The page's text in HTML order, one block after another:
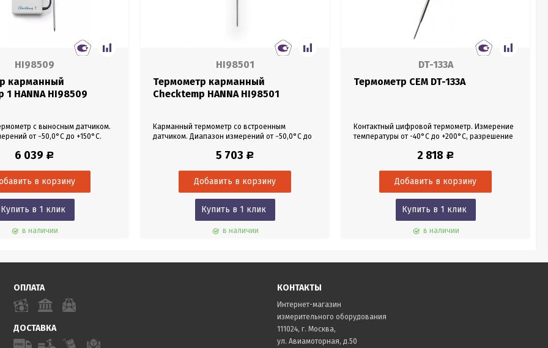
HI98509
карманный
1 HANNA HI98509
с выносным датчиком.
от −50,0°С до +150°С.
на кабеле 1 м.
6 039 Р
Купить в 1 клик
в наличии
HI98501
Термометр карманный
Checktemp HANNA HI98501
Карманный термометр со встроенным
датчиком. Диапазон измерений от −50,0°С до
мм (диаметр 3,6 мм).5 703 Р
Купить в 1 клик
в наличии
DT-133A
Термометр CEM DT-133A
Контактный цифровой термометр. Измерение
температуры от -40°C до +200°C, разрешение
2 818 Р
Купить в 1 клик
в наличии
ОПЛАТА
ДОСТАВКА
КОНТАКТЫ
Интернет-магазин
измерительного оборудования
111024, г. Москва,
ул. Авиамоторная, д.50